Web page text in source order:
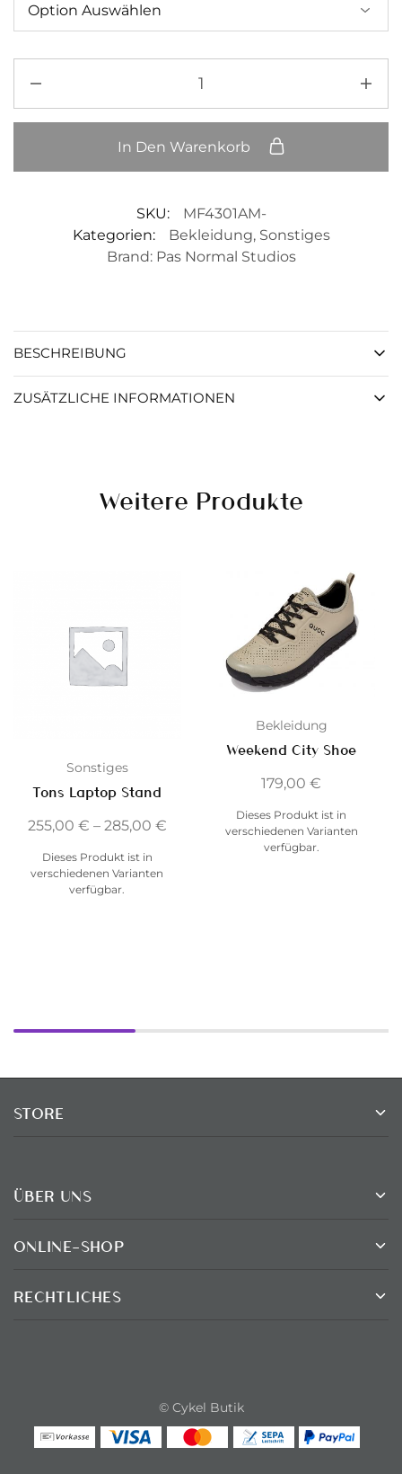
In Den Warenkorb
SKU:
MF4301AM-
Kategorien:
Bekleidung, Sonstiges
Brand: Pas Normal Studios
BESCHREIBUNG
ZUSÄTZLICHE INFORMATIONEN
Weitere Produkte
Sonstiges
Tons Laptop Stand
255,00 € – 285,00 €
Dieses Produkt ist in
verschiedenen Varianten
verfügbar.
Bekleidung
Weekend City Shoe
179,00€
Dieses Produkt ist in
verschiedenen Varianten
verfügbar.
STORE
ÜBER UNS
ONLINE-SHOP
RECHTLICHES
© Cykel Butik